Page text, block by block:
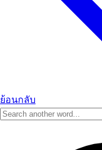
ย้อนกลับ